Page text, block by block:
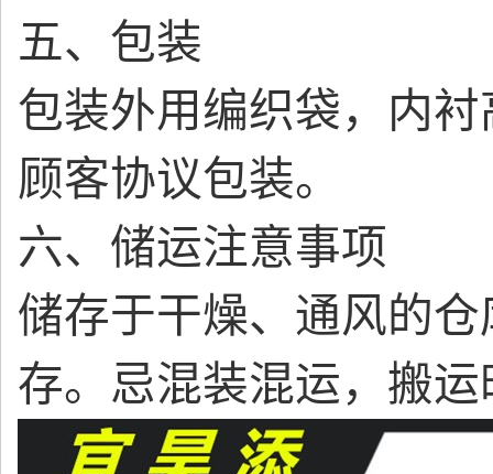
五、包装
包装外用编织袋，内
顾客协议包装。
六、储运注意事项
储存于干燥、通风的
存。忌混装混运，搬